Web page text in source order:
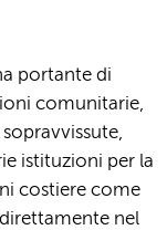
portante di
comunitarie,
istituzioni per la
costiere come
nel